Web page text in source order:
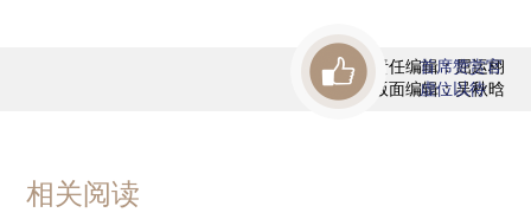
责任编辑：屈运栩
版面编辑：吴秋晗
首席赞赏官
虚位以待
相关阅读